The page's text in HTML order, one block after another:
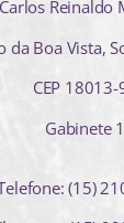
Reinaldo
da Boa Vista,
CEP
Gabinete
(15)